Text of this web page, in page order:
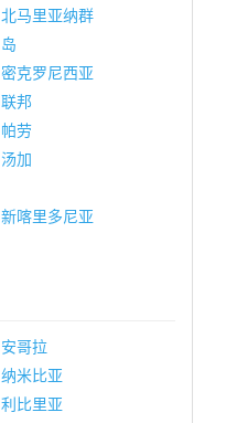
北马里亚纳群
岛
密克罗尼西亚
联邦
帕劳
汤加
新喀里多尼亚
安哥拉
纳米比亚
利比里亚